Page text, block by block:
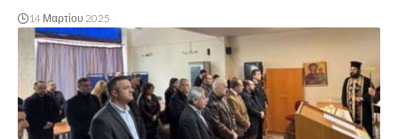
14 Μαρτίου 2025